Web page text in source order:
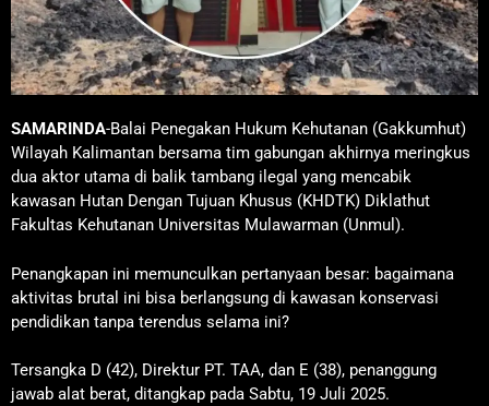
SAMARINDA-Balai Penegakan Hukum Kehutanan (Gakkumhut)
Wilayah Kalimantan bersama tim gabungan akhirnya meringkus
dua aktor utama di balik tambang ilegal yang mencabik
kawasan Hutan Dengan Tujuan Khusus (KHDTK) Diklathut
Fakultas Kehutanan Universitas Mulawarman (Unmul).
Penangkapan ini memunculkan pertanyaan besar: bagaimana
aktivitas brutal ini bisa berlangsung di kawasan konservasi
pendidikan tanpa terendus selama ini?
Tersangka D (42), Direktur PT. TAA, dan E (38), penanggung
jawab alat berat, ditangkap pada Sabtu, 19 Juli 2025.